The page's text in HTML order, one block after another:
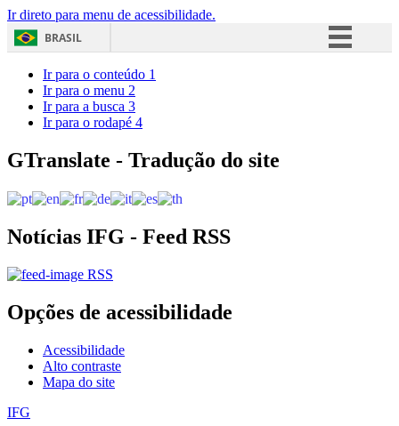
Ir direto para menu de acessibilidade.
BRASIL
Acesso à informação
Ir para o conteúdo 1
Ir para o menu 2
Ir para a busca 3
Ir para o rodapé 4
GTranslate - Tradução do site
Notícias IFG - Feed RSS
RSS
Opções de acessibilidade
Acessibilidade
Alto contraste
Mapa do site
IFG